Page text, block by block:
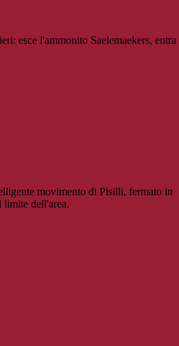
esce l'ammonito Saelemaekers, entra
movimento di Pisilli, fermato in
limite dell'area.